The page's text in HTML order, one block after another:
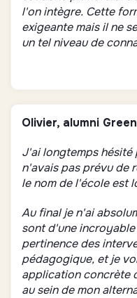
l'on intègre. Cette
exigeante mais il ne
un tel niveau de
Olivier, alumni
J'ai longtemps
n'avais pas prévu de
le nom de l'école est
Au final je n'ai
sont d'une
pertinence des
pédagogique, et je
application concrète
au sein de mon